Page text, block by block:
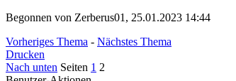
Begonnen von Zerberus01, 25.01.2023 14:44
Vorheriges Thema - Nächstes Thema
Drucken
Nach unten Seiten 1 2